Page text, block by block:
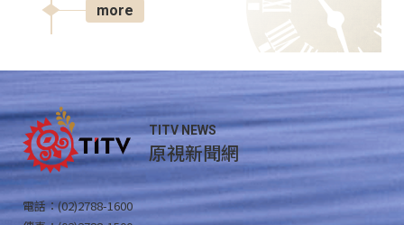
more
TITV NEWS
原視新聞網
電話：(02)2788-1600